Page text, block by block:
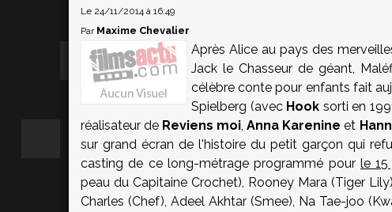
Le 24/11/2014 à 16:49
Par Maxime Chevalier
Après Alice au pays des
Jack le Chasseur de géant,
célèbre conte pour enfants fait
Spielberg (avec Hook sorti en
réalisateur de Reviens moi, Anna Karenine et
sur grand écran de l'histoire du petit garçon qui
casting de ce long-métrage programmé pour le
peau du Capitaine Crochet), Rooney Mara (Tiger
Charles (Chef), Adeel Akhtar (Smee), Na Tae-joo